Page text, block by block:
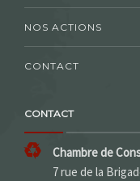
NOS ACTIONS
CONTACT
CONTACT
Chambre de
7 rue de la